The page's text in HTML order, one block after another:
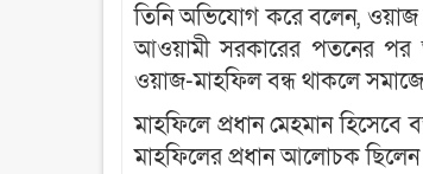
তিনি অভিযোগ করে বলেন, ওয়াজ
আওয়ামী সরকারের পতনের পর
ওয়াজ-মাহফিল বন্ধ থাকলে সমাজে
মাহফিলে প্রধান মেহমান
মাহফিলের প্রধান আলোচক ছিলেন